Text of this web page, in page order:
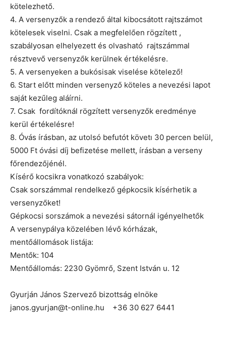
kötelezhető.
4. A versenyzők a rendező által kibocsátott rajtszámot
kötelesek viselni. Csak a megfelelően rögzített ,
szabályosan elhelyezett és olvasható rajtszámmal
résztvevő versenyzők kerülnek értékelésre.
5. A versenyeken a bukósisak viselése kötelező!
6. Start előtt minden versenyző köteles a nevezési lapot
saját kezűleg aláírni.
7. Csak fordítóknál rögzített versenyzők eredménye
kerül értékelésre!
8. Óvás írásban, az utolsó befutót követı 30 percen belül,
5000 Ft óvási díj befizetése mellett, írásban a verseny
főrendezőjénél.
Kísérő kocsikra vonatkozó szabályok:
Csak sorszámmal rendelkező gépkocsik kísérhetik a
versenyzőket!
Gépkocsi sorszámok a nevezési sátornál igényelhetők
A versenypálya közelében lévő kórházak,
mentőállomások listája:
Mentők: 104
Mentőállomás: 2230 Gyömrő, Szent István u. 12
Gyurján János Szervező bizottság elnöke
janos.gyurjan@t-online.hu +36 30 627 6441